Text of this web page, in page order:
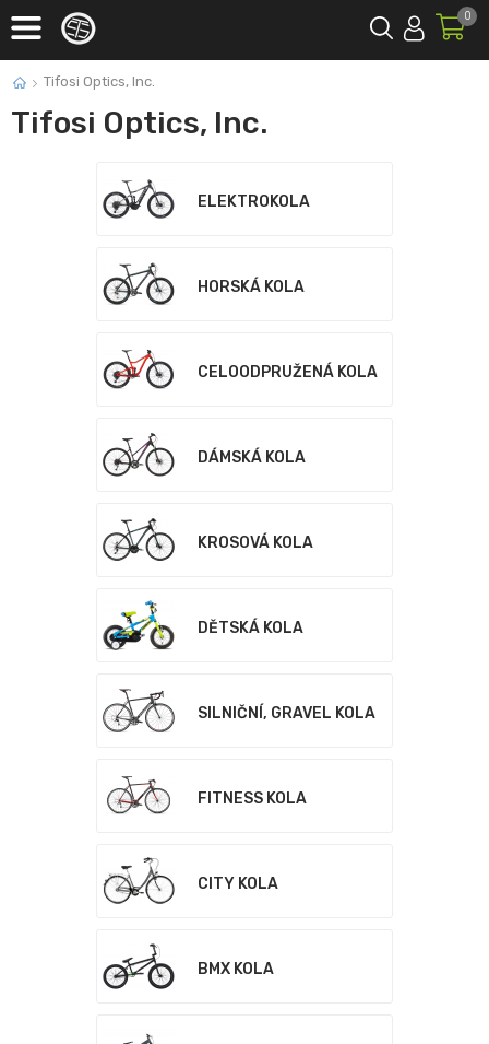
0
Tifosi Optics, Inc.
Tifosi Optics, Inc.
ELEKTROKOLA
HORSKÁ KOLA
CELOODPRUŽENÁ KOLA
DÁMSKÁ KOLA
KROSOVÁ KOLA
DĚTSKÁ KOLA
SILNIČNÍ, GRAVEL KOLA
FITNESS KOLA
CITY KOLA
BMX KOLA